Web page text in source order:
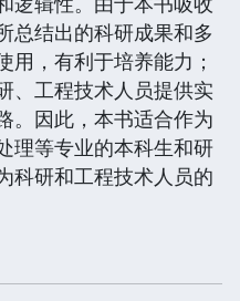
总结出的科研成果和多
用，有利于培养能力；
、工程技术人员提供实
。因此，本书适合作为
理等专业的本科生和研
科研和工程技术人员的